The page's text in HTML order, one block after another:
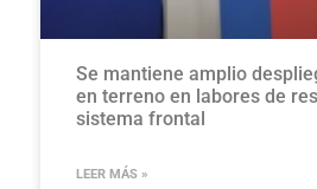
Se mantiene amplio
en terreno en labores de
sistema frontal
LEER MÁS »